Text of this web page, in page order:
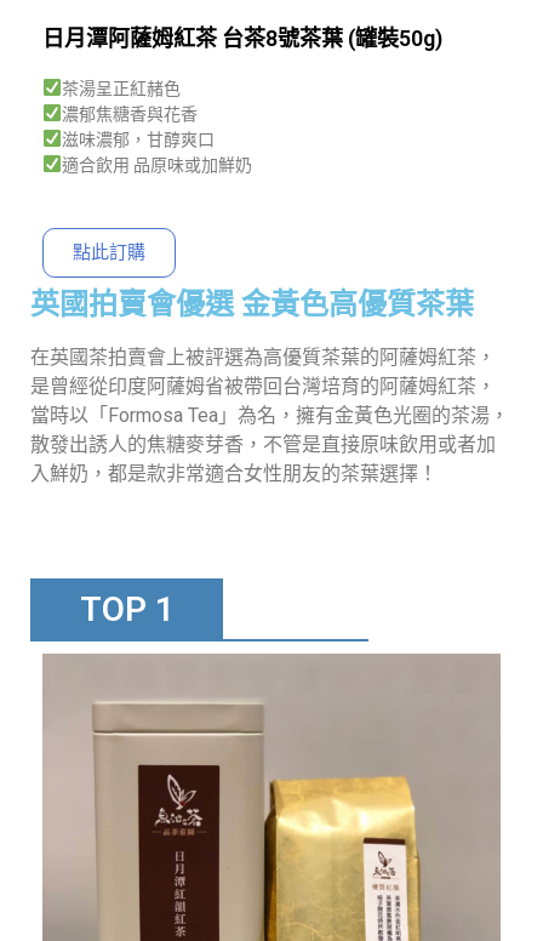
日月潭阿薩姆紅茶 台茶8號茶葉 (罐裝50g)
茶湯呈正紅赭色
濃郁焦糖香與花香
滋味濃郁，甘醇爽口
適合飲用 品原味或加鮮奶
點此訂購
英國拍賣會優選 金黃色高優質茶葉
在英國茶拍賣會上被評選為高優質茶葉的阿薩姆紅茶，
是曾經從印度阿薩姆省被帶回台灣培育的阿薩姆紅茶，
當時以「Formosa Tea」為名，擁有金黃色光圈的茶湯，
散發出誘人的焦糖麥芽香，不管是直接原味飲用或者加
入鮮奶，都是款非常適合女性朋友的茶葉選擇！
TOP 1